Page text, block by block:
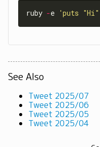
ruby -e 'puts
See Also
Tweet 2025/07
Tweet 2025/06
Tweet 2025/05
Tweet 2025/04